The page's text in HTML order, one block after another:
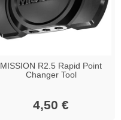
MISSION R2.5 Rapid Point
Changer Tool
4,50 €